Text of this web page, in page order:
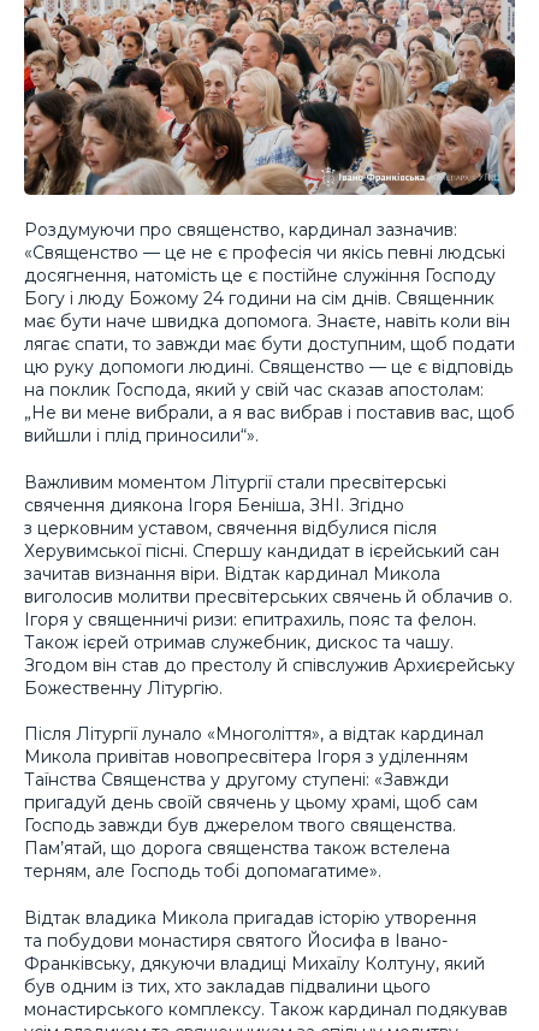
Роздумуючи про священство, кардинал зазначив:
«Священство — це не є професія чи якісь певні людські
досягнення, натомість це є постійне служіння Господу
Богу і люду Божому 24 години на сім днів. Священник
має бути наче швидка допомога. Знаєте, навіть коли він
лягає спати, то завжди має бути доступним, щоб подати
цю руку допомоги людині. Священство — це є відповідь
на поклик Господа, який у свій час сказав апостолам:
„Не ви мене вибрали, а я вас вибрав і поставив вас, щоб
вийшли і плід приносили“».
Важливим моментом Літургії стали пресвітерські
свячення диякона Ігоря Беніша, ЗНІ. Згідно
з церковним уставом, свячення відбулися після
Херувимської пісні. Спершу кандидат в ієрейський сан
зачитав визнання віри. Відтак кардинал Микола
виголосив молитви пресвітерських свячень й облачив о.
Ігоря у священничі ризи: епитрахиль, пояс та фелон.
Також ієрей отримав служебник, дискос та чашу.
Згодом він став до престолу й співслужив Архиєрейську
Божественну Літургію.
Після Літургії лунало «Многоліття», а відтак кардинал
Микола привітав новопресвітера Ігоря з уділенням
Таїнства Священства у другому ступені: «Завжди
пригадуй день своїй свячень у цьому храмі, щоб сам
Господь завжди був джерелом твого священства.
Пам’ятай, що дорога священства також встелена
терням, але Господь тобі допомагатиме».
Відтак владика Микола пригадав історію утворення
та побудови монастиря святого Йосифа в Івано-
Франківську, дякуючи владиці Михаїлу Колтуну, який
був одним із тих, хто закладав підвалини цього
монастирського комплексу. Також кардинал подякував